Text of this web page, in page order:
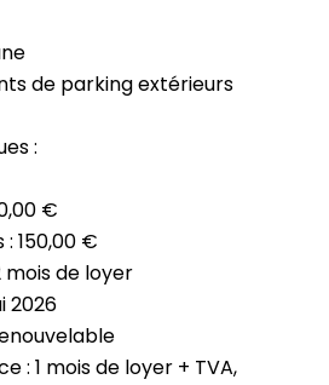
de parking extérieurs
:
€
150,00 €
de loyer
2026
: 1 mois de loyer + TVA,